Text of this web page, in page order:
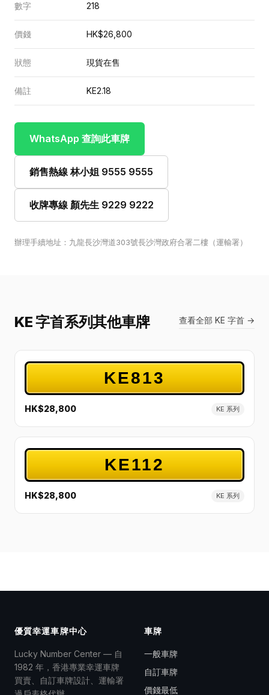
數字 218
價錢 HK$26,800
狀態 現貨在售
備註 KE2.18
WhatsApp 查詢此車牌
銷售熱線 林小姐 9555 9555
收牌專線 顏先生 9229 9222
辦理手續地址：九龍長沙灣道303號長沙灣政府合署二樓（運輸署）
KE 字首系列其他車牌 查看全部 KE 字首 →
KE813
HK$28,800 KE 系列
KE112
HK$28,800 KE 系列
優質幸運車牌中心
Lucky Number Center — 自
1982 年，香港專業幸運車牌
買賣、自訂車牌設計、運輸署
車牌
一般車牌
自訂車牌
價錢最低